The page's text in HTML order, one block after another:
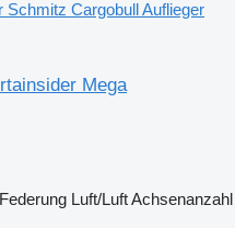
Schmitz Cargobull Auflieger
Mega
Federung Luft/LuftAchsenanzahl